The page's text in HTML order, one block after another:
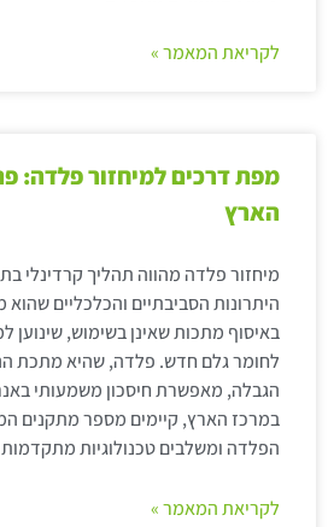
לקריאת המאמר »
מפת דרכים למיחזור פלדה:
הארץ
מיחזור פלדה מהווה תהליך קרדינלי
היתרונות הסביבתיים והכלכליים
באיסוף מתכות שאינן בשימוש, שינוען
לחומר גלם חדש. פלדה, שהיא מתכת
הגבלה, מאפשרת חיסכון משמעותי
במרכז הארץ, קיימים מספר מתקנים
הפלדה ומשלבים טכנולוגיות מתקדמות
לקריאת המאמר »